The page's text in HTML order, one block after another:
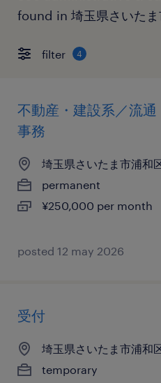
found in 埼玉県さいた
filter 4
不動産・建設系／流
事務
埼玉県さいたま市浦和
permanent
¥250,000 per month
posted 12 may 2026
受付
埼玉県さいたま市浦和
temporary